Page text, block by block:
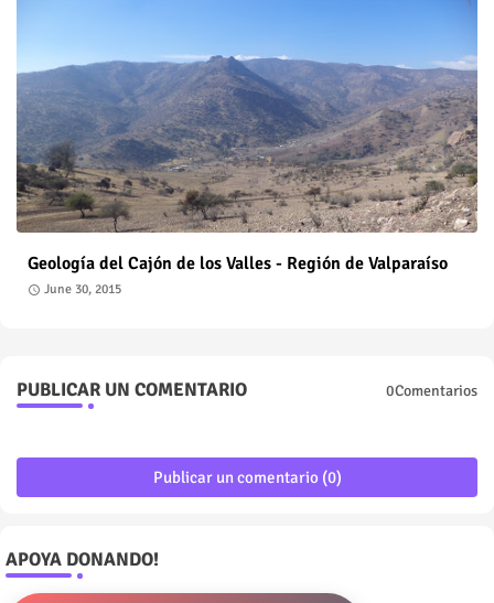
Geología del Cajón de los Valles - Región de Valparaíso
June 30, 2015
PUBLICAR UN COMENTARIO 0Comentarios
Publicar un comentario (0)
APOYA DONANDO!